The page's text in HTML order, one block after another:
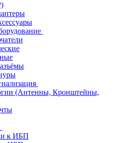
(Антенны, Кронштейны,
к ИБП